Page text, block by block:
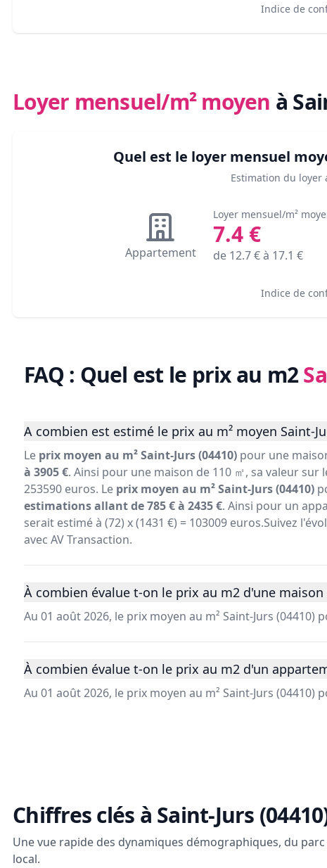
Indice de
Loyer mensuel/m² moyen à
Quel est le loyer mensuel
Estimation du loyer
Appartement
Loyer mensuel/m²
7.4€
de 12.7€ à 17.1 €
Indice de
FAQ : Quel est le prix au m2
A combien est estimé le prix au m² moyen Saint-
Le prix moyen au m² Saint-Jurs (04410) pour une
à 3905 €. Ainsi pour une maison de 110 ㎡, sa valeur sur
253590 euros. Le prix moyen au m² Saint-Jurs (04410)
estimations allant de 785 € à 2435 €. Ainsi pour un
serait estimé à (72) x (1431 €) = 103009 euros.Suivez
avec AV Transaction.
À combien évalue t-on le prix au m2 d'une maison
Au 01 août 2026, le prix moyen au m² Saint-Jurs (04410)
À combien évalue t-on le prix au m2 d'un
Au 01 août 2026, le prix moyen au m² Saint-Jurs
Chiffres clés à Saint-Jurs
Une vue rapide des dynamiques démographiques, du
local.